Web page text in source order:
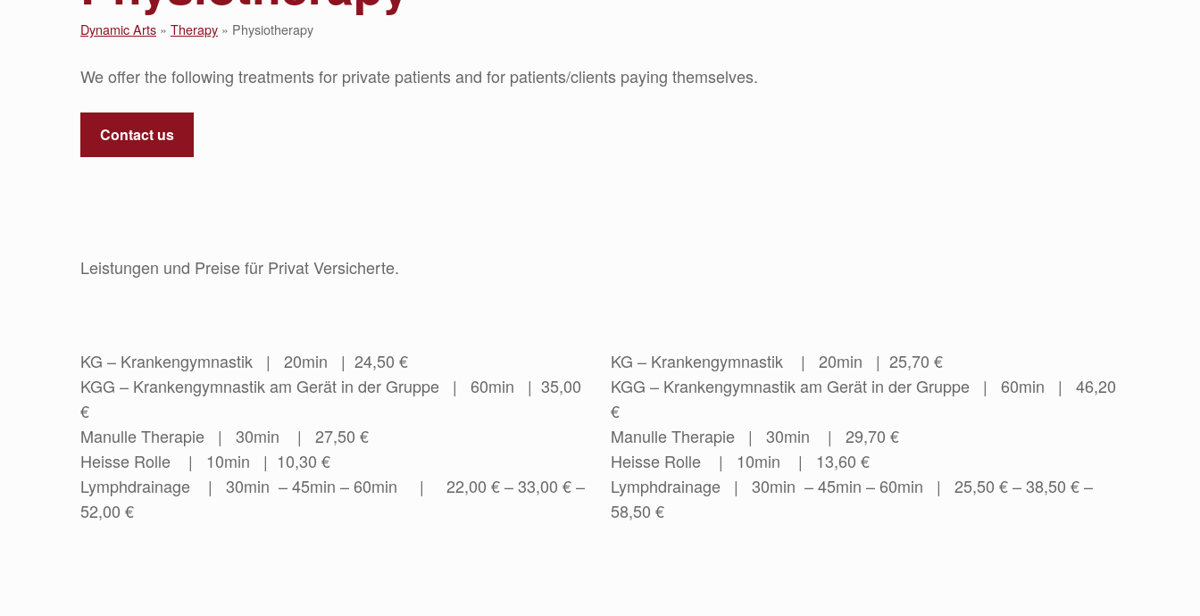
Dynamic Arts » Therapy » Physiotherapy
We offer the following treatments for private patients and for patients/clients paying themselves.
Contact us
Leistungen und Preise für Privat Versicherte.
KG – Krankengymnastik | 20min | 24,50 €
KGG – Krankengymnastik am Gerät in der Gruppe | 60min | 35,00
€
Manulle Therapie | 30min | 27,50 €
Heisse Rolle | 10min | 10,30 €
Lymphdrainage | 30min – 45min – 60min | 22,00 € – 33,00 € –
52,00 €
KG – Krankengymnastik | 20min | 25,70 €
KGG – Krankengymnastik am Gerät in der Gruppe | 60min | 46,20
€
Manulle Therapie | 30min | 29,70 €
Heisse Rolle | 10min | 13,60 €
Lymphdrainage | 30min – 45min – 60min | 25,50 € – 38,50 € –
58,50 €